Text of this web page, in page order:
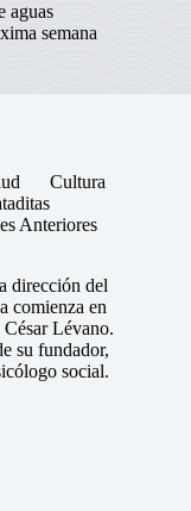
aguas
semana
Cultura
Anteriores
dirección del
comienza en
Lévano.
su fundador,
social.